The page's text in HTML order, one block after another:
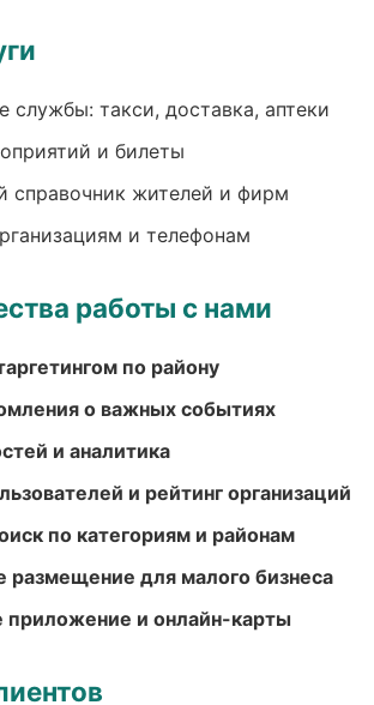
службы: такси, доставка, аптеки
и билеты
справочник жителей и фирм
и телефонам
работы с нами
по району
о важных событиях
и аналитика
и рейтинг организаций
по категориям и районам
размещение для малого бизнеса
приложение и онлайн-карты